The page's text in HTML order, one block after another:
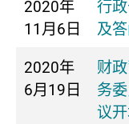
2020年
11月6日
行
及
2020年
6月19日
财
务
议